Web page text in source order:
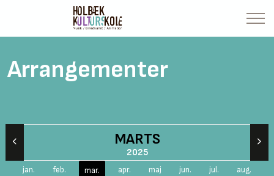
Arrangementer
MARTS
2025
jan. feb. mar. apr. maj jun. jul. aug.